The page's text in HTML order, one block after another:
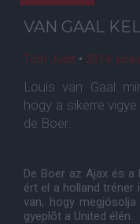
VAN GAAL
Tóth Judit • 2014.
Louis van Gaal
hogy a sikerre
de Boer.
De Boer az Ajax és a
ért el a holland tréner
van, hogy
gyeplõt a United élén.